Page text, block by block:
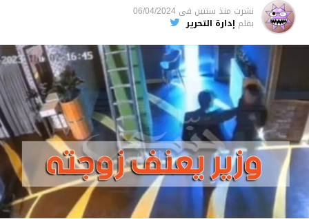
نشرت منذ سنتين فى 06/04/2024
بقلم إدارة التحرير